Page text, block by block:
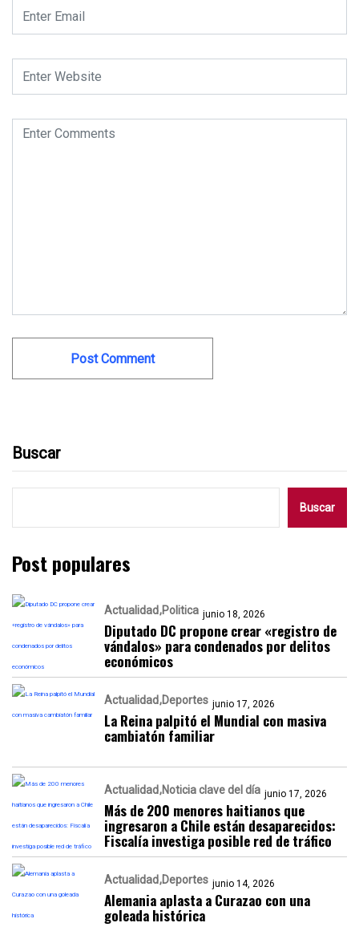
Buscar
Buscar
Post populares
Actualidad Politica junio 18, 2026
Diputado DC propone crear «registro de
vándalos» para condenados por delitos
económicos
Actualidad Deportes junio 17, 2026
La Reina palpitó el Mundial con masiva
cambiatón familiar
Actualidad Noticia clave del día junio 17, 2026
Más de 200 menores haitianos que
ingresaron a Chile están desaparecidos:
Fiscalía investiga posible red de tráfico
Actualidad Deportes junio 14, 2026
Alemania aplasta a Curazao con una
goleada histórica